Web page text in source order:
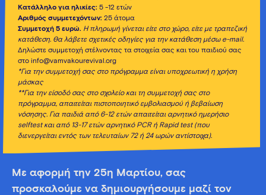
Κατάλληλο για ηλικίες: 5 -12 ετών
Αριθμός συμμετεχόντων: 25 άτομα
Συμμετοχή 5 ευρώ. Η πληρωμή γίνεται είτε στο χώρο, είτε με τραπεζική
κατάθεση. Θα λάβετε σχετικές οδηγίες για την κατάθεση μέσω e-mail.
Δηλώστε συμμετοχή στέλνοντας τα στοιχεία σας και του παιδιού σας
στο info@vamvakourevival.org
*Για την συμμετοχή σας στο πρόγραμμα είναι υποχρεωτική η χρήση
μάσκας
**Για την είσοδό σας στο σχολείο και τη συμμετοχή σας στο
πρόγραμμα, απαιτείται πιστοποιητικό εμβολιασμού ή βεβαίωση
νόσησης. Για παιδιά από 6-12 ετών απαιτείται αρνητικό ημερήσιο
selftestκαι από 13-17 ετών αρνητικό PCRή Rapidtest(που
διενεργείται εντός των τελευταίων 72 ή 24 ωρών αντίστοιχα).
Με αφορμή την 25η Μαρτίου, σας
προσκαλούμε να δημιουργήσουμε μαζί τον